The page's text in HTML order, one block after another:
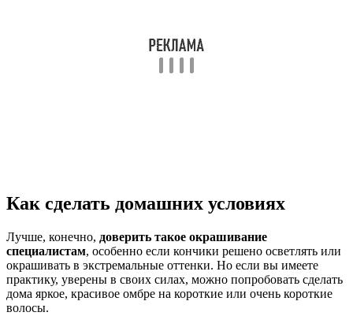
Как сделать домашних условиях
Лучше, конечно, доверить такое окрашивание
специалистам, особенно если кончики решено осветлять или
окрашивать в экстремальные оттенки. Но если вы имеете
практику, уверены в своих силах, можно попробовать сделать
дома яркое, красивое омбре на короткие или очень короткие
волосы.